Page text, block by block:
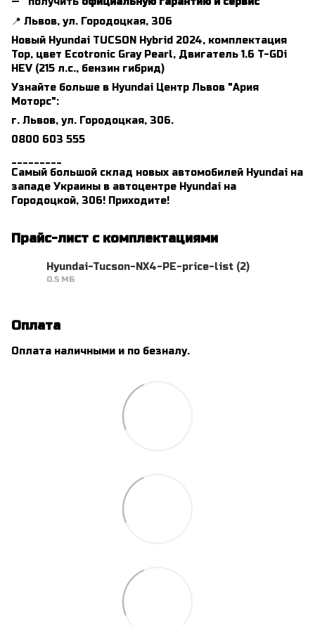
📍 Львов, ул. Городоцкая, 306
Новый Hyundai TUCSON Hybrid 2024, комплектация
Top, цвет Ecotronic Gray Pearl, Двигатель 1.6 T-GDi
HEV (215 л.с., бензин гибрид)
Узнайте больше в Hyundai Центр Львов "Ария
Моторс":
г. Львов, ул. Городоцкая, 306.
0800 603 555
Самый большой склад новых автомобилей Hyundai на
западе Украины в автоцентре Hyundai на
Городоцкой, 306! Приходите!
Прайс-лист с комплектациями
Hyundai-Tucson-NX4-PE-price-list (2)
0.5 МБ
Оплата
Оплата наличными и по безналу.